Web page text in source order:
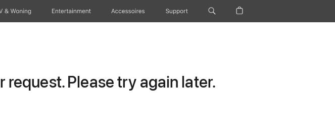
& Woning Entertainment Accessoires Support
Please try again later.